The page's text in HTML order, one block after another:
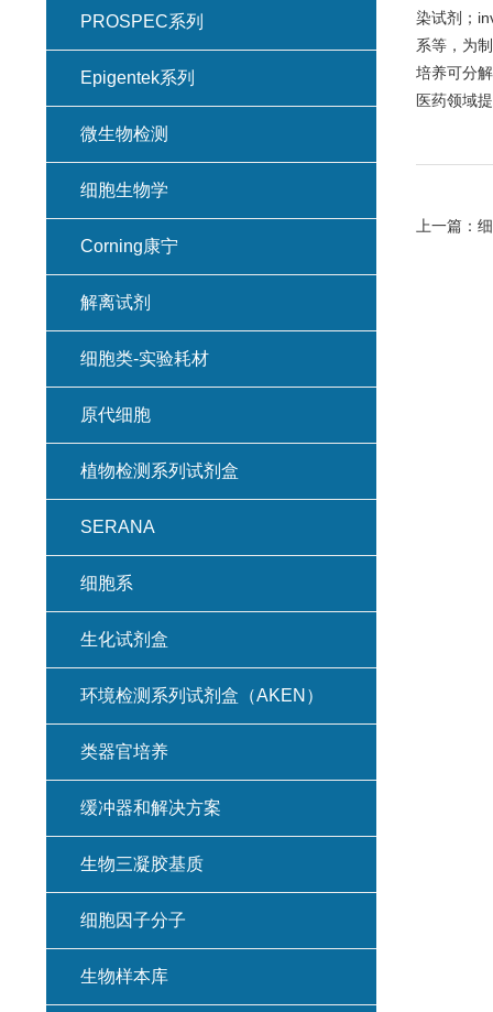
染试剂；
系等，为
培养可分
医药领域
上一篇：
PROSPEC系列
Epigentek系列
微生物检测
细胞生物学
Corning康宁
解离试剂
细胞类-实验耗材
原代细胞
植物检测系列试剂盒
SERANA
细胞系
生化试剂盒
环境检测系列试剂盒（AKEN）
类器官培养
缓冲器和解决方案
生物三凝胶基质
细胞因子分子
生物样本库